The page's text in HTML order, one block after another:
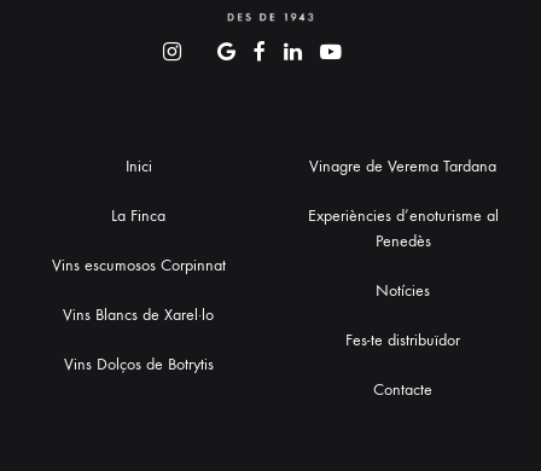
Inici
La Finca
Vins escumosos Corpinnat
Vins Blancs de Xarel·lo
Vins Dolços de Botrytis
Vinagre de Verema Tardana
Experiències d’enoturisme al
Penedès
Notícies
Fes-te distribuïdor
Contacte